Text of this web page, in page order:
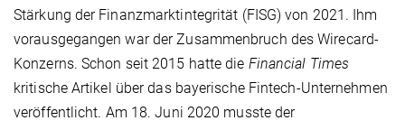
Stärkung der Finanzmarktintegrität (FISG) von 2021. Ihm
vorausgegangen war der Zusammenbruch des Wirecard-
Konzerns. Schon seit 2015 hatte die Financial Times
kritische Artikel über das bayerische Fintech-Unternehmen
veröffentlicht. Am 18. Juni 2020 musste der